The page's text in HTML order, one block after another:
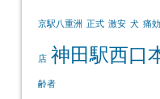
京駅八重洲 正式 激安 犬 痛
店 神田駅西口
齢者